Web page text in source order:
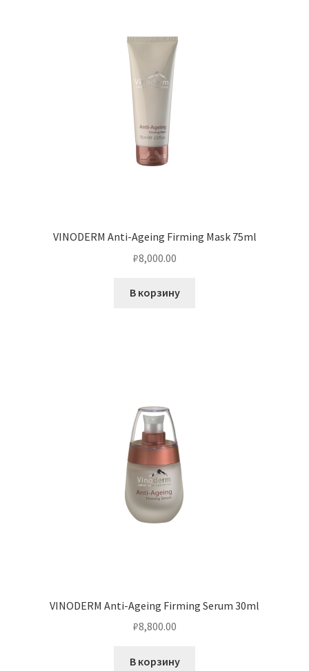
VINODERM Anti-Ageing Firming Mask 75ml
₽8,000.00
В корзину
VINODERM Anti-Ageing Firming Serum 30ml
₽8,800.00
В корзину